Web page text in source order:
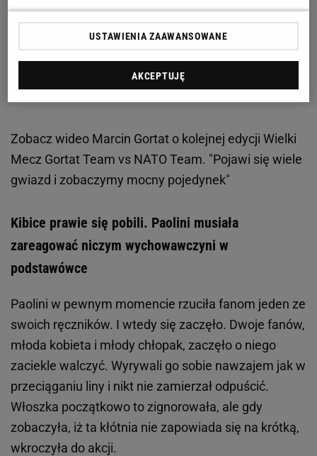
Zobacz wideo Marcin Gortat o kolejnej edycji Wielki
Mecz Gortat Team vs NATO Team. "Pojawi się wiele
gwiazd i zobaczymy mocny pojedynek"
Kibice prawie się pobili. Paolini musiała
zareagować niczym wychowawczyni w
podstawówce
Paolini w pewnym momencie rzuciła fanom jeden ze
swoich ręczników. I wtedy się zaczęło. Dwoje fanów,
młoda kobieta i młody chłopak, zaczęło o niego
zaciekle walczyć. Wyrywali go sobie nawzajem jak w
przeciąganiu liny i nikt nie zamierzał odpuścić.
Włoszka początkowo to zignorowała, ale gdy
zobaczyła, iż ta kłótnia nie zapowiada się na krótką,
wkroczyła do akcji.
USTAWIENIA ZAAWANSOWANE
AKCEPTUJĘ